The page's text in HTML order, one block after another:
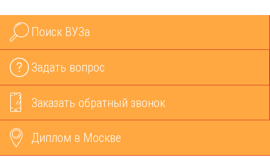
Поиск ВУЗа
Задать вопрос
Заказать обратный звонок
Диплом в Москве